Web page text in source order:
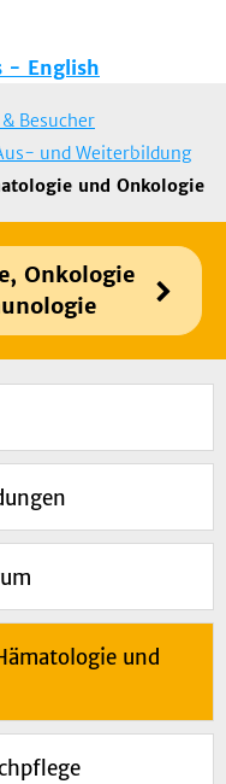
- English
Besucher
und Weiterbildung
und Onkologie
Onkologie
und